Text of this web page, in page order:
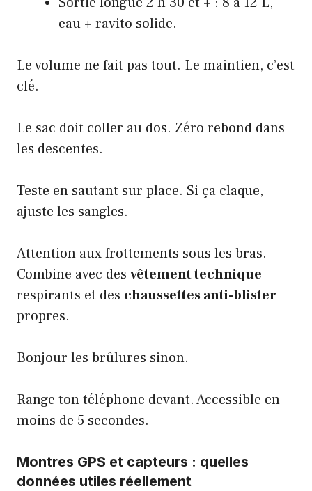
eau + ravito solide.
Le volume ne fait pas tout. Le maintien, c’est
clé.
Le sac doit coller au dos. Zéro rebond dans
les descentes.
Teste en sautant sur place. Si ça claque,
ajuste les sangles.
Attention aux frottements sous les bras.
Combine avec des vêtement technique
respirants et des chaussettes anti-blister
propres.
Bonjour les brûlures sinon.
Range ton téléphone devant. Accessible en
moins de 5 secondes.
Montres GPS et capteurs : quelles
données utiles réellement